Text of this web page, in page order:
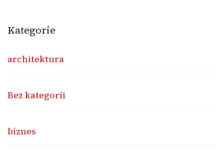
Kategorie
architektura
Bez kategorii
biznes